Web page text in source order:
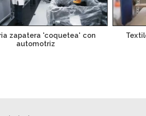
zapatera 'coquetea' con
automotriz